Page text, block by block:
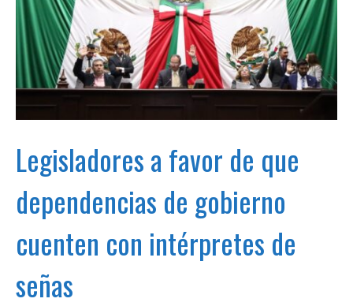
Legisladores a favor de que
dependencias de gobierno
cuenten con intérpretes de
señas